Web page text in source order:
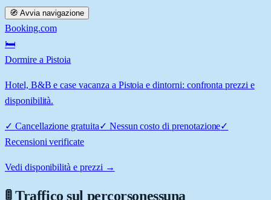
🧭 Avvia navigazione
Booking.com
🛏️
Dormire a Pistoia
Hotel, B&B e case vacanza a Pistoia e dintorni: confronta prezzi e
disponibilità.
✓ Cancellazione gratuita✓ Nessun costo di prenotazione✓
Recensioni verificate
Vedi disponibilità e prezzi →
🚦 Traffico sul percorsonessuna